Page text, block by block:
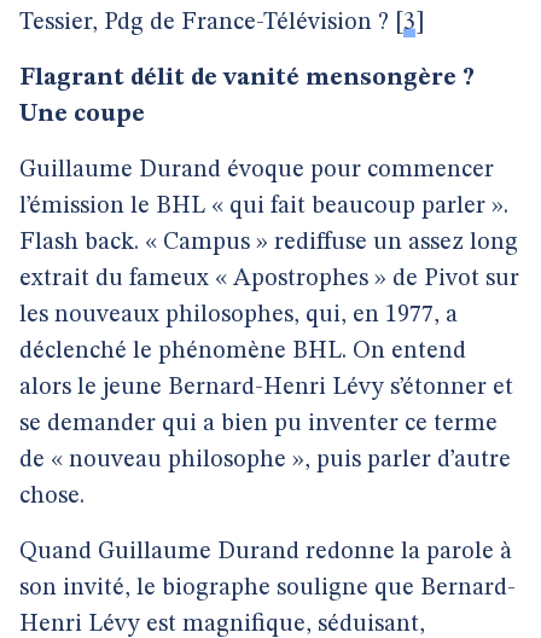
Tessier, Pdg de France-Télévision ?
3
Flagrant délit de vanité mensongère ?
Une coupe
Guillaume Durand évoque pour commencer
l’émission le BHL « qui fait beaucoup parler ».
Flash back. « Campus » rediffuse un assez long
extrait du fameux « Apostrophes » de Pivot sur
les nouveaux philosophes, qui, en 1977, a
déclenché le phénomène BHL. On entend
alors le jeune Bernard-Henri Lévy s’étonner et
se demander qui a bien pu inventer ce terme
de « nouveau philosophe », puis parler d’autre
chose.
Quand Guillaume Durand redonne la parole à
son invité, le biographe souligne que Bernard-
Henri Lévy est magnifique, séduisant,